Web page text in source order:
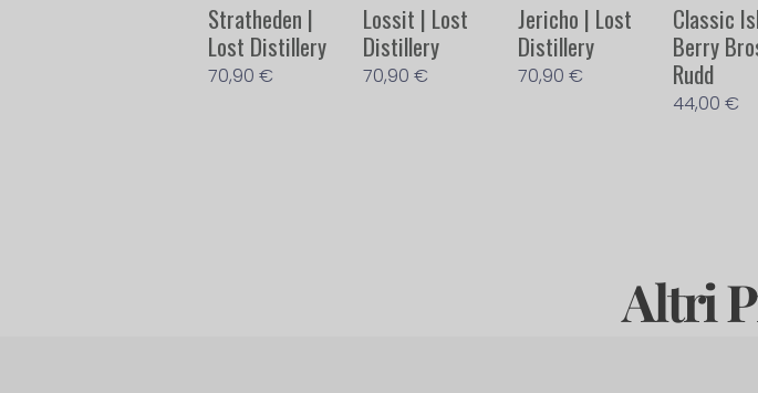
Stratheden |
Lost Distillery
70,90€
Lossit | Lost
Distillery
70,90€
Jericho | Lost
Distillery
70,90€
Classic
Berry
Rudd
44,00€
Altri